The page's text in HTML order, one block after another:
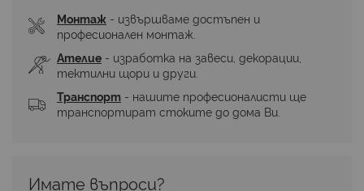
Монтаж - извършваме достъпен и
професионален монтаж.
Ателие - изработка на завеси, декорации,
тектилни щори и други.
Транспорт - нашите професионалисти ще
транспортират стоките до дома Ви.
Имате въпроси?